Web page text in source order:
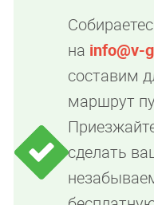
на info@v-
составим
маршрут
сделать